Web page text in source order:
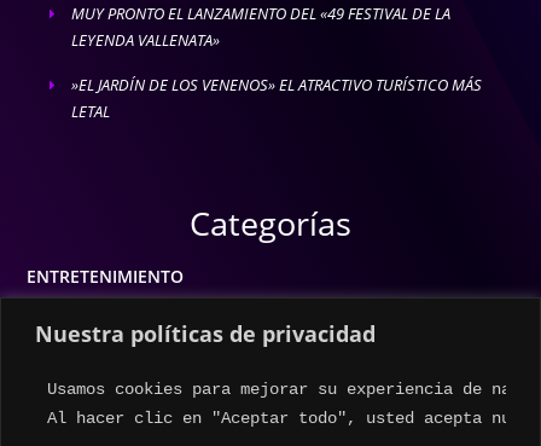
Nuestra políticas de privacidad
Usamos cookies para mejorar su experiencia de
Al hacer clic en "Aceptar todo", usted acepta
E
MUY PRONTO EL LANZAMIENTO DEL «49 FESTIVAL DE LA
LEYENDA VALLENATA»
E
»EL JARDÍN DE LOS VENENOS» EL ATRACTIVO TURÍSTICO MÁS
LETAL
Categorías
ENTRETENIMIENTO
ESTILO DE VIDA